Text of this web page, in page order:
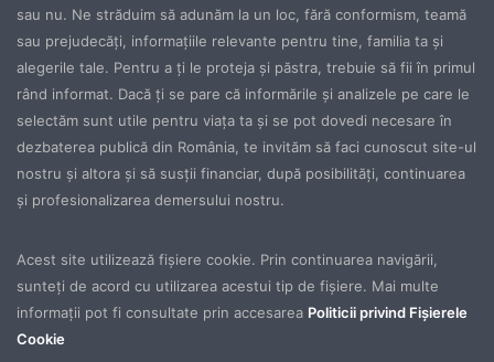
sau nu. Ne străduim să adunăm la un loc, fără conformism, teamă
sau prejudecăţi, informaţiile relevante pentru tine, familia ta şi
alegerile tale. Pentru a ţi le proteja şi păstra, trebuie să fii în primul
rând informat. Dacă ţi se pare că informările şi analizele pe care le
selectăm sunt utile pentru viaţa ta şi se pot dovedi necesare în
dezbaterea publică din România, te invităm să faci cunoscut site-ul
nostru şi altora şi să susţii financiar, după posibilităţi, continuarea
şi profesionalizarea demersului nostru.
Acest site utilizează fișiere cookie. Prin continuarea navigării,
sunteți de acord cu utilizarea acestui tip de fișiere. Mai multe
informații pot fi consultate prin accesarea Politicii privind Fișierele
Cookie